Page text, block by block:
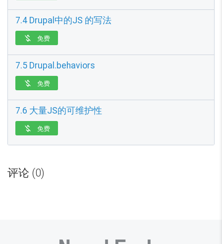
7.4 Drupal中的JS 的写法
 免费
7.5 Drupal.behaviors
 免费
7.6 大量JS的可维护性
 免费
评论 (0)